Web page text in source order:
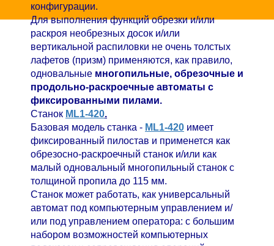
конфигурации.
Для выполнения функций обрезки и/или
раскроя необрезных досок и/или
вертикальной распиловки не очень толстых
лафетов (призм) применяются, как правило,
одновальные многопильные, обрезочные и
продольно-раскроечные автоматы с
фиксированными пилами.
Станок ML1-420.
Базовая модель станка - ML1-420 имеет
фиксированный пилостав и применется как
обрезосно-раскроечный станок и/или как
малый одновальный многопильный станок с
толщиной пропила до 115 мм.
Станок может работать, как универсальный
автомат под компьютерным управлением и/
или под управлением оператора: с большим
набором возможностей компьютерных